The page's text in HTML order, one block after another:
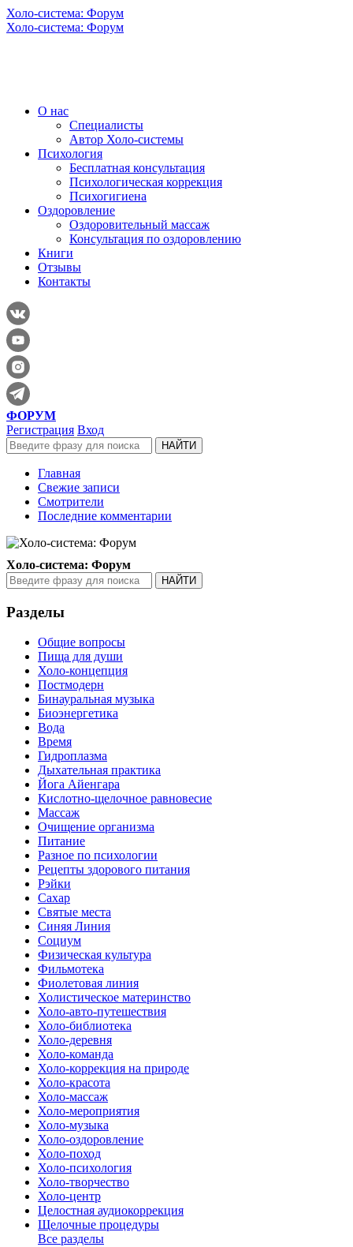
Холо-система: Форум
Холо-система: Форум
О нас
Специалисты
Автор Холо-системы
Психология
Бесплатная консультация
Психологическая коррекция
Психогигиена
Оздоровление
Оздоровительный массаж
Консультация по оздоровлению
Книги
Отзывы
Контакты
ФОРУМ
Регистрация Вход
Главная
Свежие записи
Смотрители
Последние комментарии
Холо-система: Форум
Разделы
Общие вопросы
Пища для души
Холо-концепция
Постмодерн
Бинауральная музыка
Биоэнергетика
Вода
Время
Гидроплазма
Дыхательная практика
Йога Айенгара
Кислотно-щелочное равновесие
Массаж
Очищение организма
Питание
Разное по психологии
Рецепты здорового питания
Рэйки
Сахар
Святые места
Синяя Линия
Социум
Физическая культура
Фильмотека
Фиолетовая линия
Холистическое материнство
Холо-авто-путешествия
Холо-библиотека
Холо-деревня
Холо-команда
Холо-коррекция на природе
Холо-красота
Холо-массаж
Холо-мероприятия
Холо-музыка
Холо-оздоровление
Холо-поход
Холо-психология
Холо-творчество
Холо-центр
Целостная аудиокоррекция
Щелочные процедуры
Все разделы